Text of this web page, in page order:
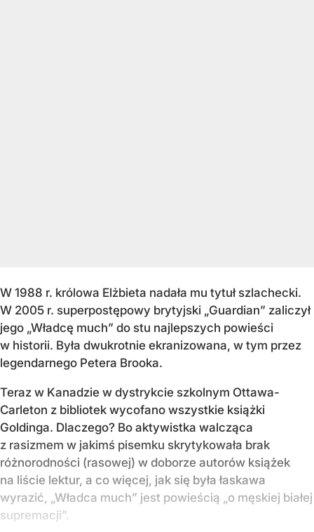
W 1988 r. królowa Elżbieta nadała mu tytuł szlachecki.
W 2005 r. superpostępowy brytyjski „Guardian” zaliczył
jego „Władcę much” do stu najlepszych powieści
w historii. Była dwukrotnie ekranizowana, w tym przez
legendarnego Petera Brooka.
Teraz w Kanadzie w dystrykcie szkolnym Ottawa-
Carleton z bibliotek wycofano wszystkie książki
Goldinga. Dlaczego? Bo aktywistka walcząca
z rasizmem w jakimś pisemku skrytykowała brak
różnorodności (rasowej) w doborze autorów książek
na liście lektur, a co więcej, jak się była łaskawa
wyrazić, „Władca much” jest powieścią „o męskiej białej
supremacji”.